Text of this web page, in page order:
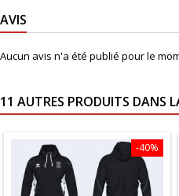
AVIS
Aucun avis n'a été publié pour le
11 AUTRES PRODUITS DANS
-40%